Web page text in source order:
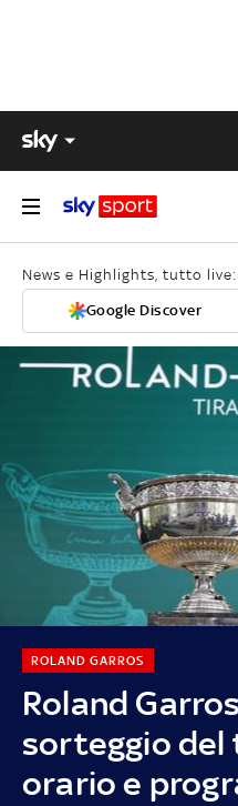
News e Highlights, tutto
Google Discover
Roland
sorteggio del
orario e
ROLAND GARROS